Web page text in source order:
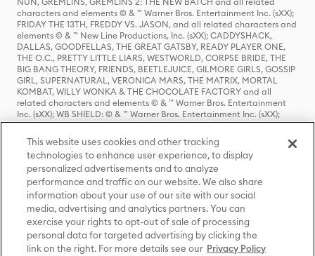
characters and elements © & ™ Warner Bros. Entertainment Inc. (sXX);
FRIDAY THE 13TH, FREDDY VS. JASON, and all related characters and
elements © & ™ New Line Productions, Inc. (sXX); CADDYSHACK,
DALLAS, GOODFELLAS, THE GREAT GATSBY, READY PLAYER ONE,
THE O.C., PRETTY LITTLE LIARS, WESTWORLD, CORPSE BRIDE, THE
BIG BANG THEORY, FRIENDS, BEETLEJUICE, GILMORE GIRLS, GOSSIP
GIRL, SUPERNATURAL, VERONICA MARS, THE MATRIX, MORTAL
KOMBAT, WILLY WONKA & THE CHOCOLATE FACTORY and all
related characters and elements © & ™ Warner Bros. Entertainment
Inc. (sXX); WB SHIELD: © & ™ Warner Bros. Entertainment Inc. (sXX);
HOUSE OF THE DRAGON, GAME OF THRONES, and all related
characters and elements © & ™ Home Box Office, Inc. (sXX); CHILLING
ADVENTURES OF SABRINA, RIVERDALE © & ™ Warner Bros.
Entertainment Inc. Archie Comics and all related characters and
elements © & ™ Archie Comic Publications, Inc. Used with permission.
(sXX); SEINFELD and all related characters and elements © & ™ Castle
Rock Entertainment. (sXX); TED LASSO © & ™ Warner Bros.
Entertainment Inc. & Universal Television LLC (sXX); THE HOBBIT: AN
UNEXPECTED JOURNEY, THE HOBBIT: THE DESOLATION OF SMAUG,
THE HOBBIT: THE BATTLE OF THE FIVE ARMIES, THE LORD OF THE
RINGS: THE FELLOWSHIP OF THE RING, THE LORD OF THE RINGS: THE
TWO TOWERS, THE LORD OF THE RINGS: THE RETURN OF THE KING
This website uses cookies and other tracking
technologies to enhance user experience, to display
personalized advertisements and to analyze
performance and traffic on our website. We also share
information about your use of our site with our social
media, advertising and analytics partners. You can
exercise your rights to opt-out of sale of processing
personal data for targeted advertising by clicking the
link on the right. For more details see our Privacy Policy